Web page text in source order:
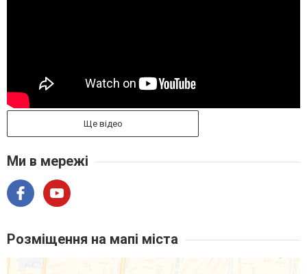
Ще відео
Ми в мережі
Розміщення на мапі міста